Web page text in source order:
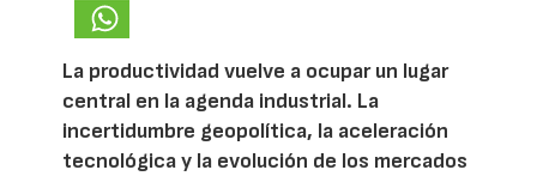
La productividad vuelve a ocupar un lugar
central en la agenda industrial. La
incertidumbre geopolítica, la aceleración
tecnológica y la evolución de los mercados